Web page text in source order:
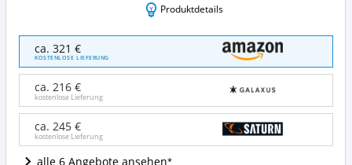
Produktdetails
Rowenta
PU3040
Luftreiniger
Pure
Nanocapture
Angebote:
ist
ca. 321 €
KOSTENLOSE LIEFERUNG
ca. 216 €
kostenlose Lieferung
ca. 245 €
kostenlose Lieferung
alle 6 Angebote ansehen